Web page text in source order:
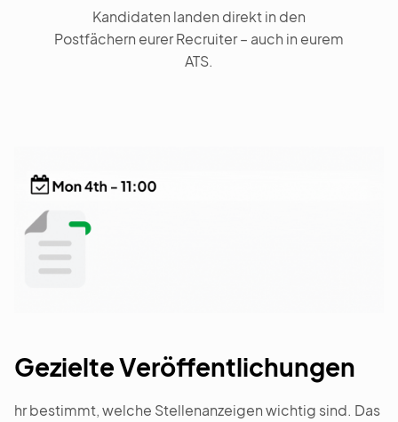
Kandidaten landen direkt in den
Postfächern eurer Recruiter – auch in eurem
ATS.
Gezielte Veröffentlichungen
hr bestimmt, welche Stellenanzeigen wichtig sind. Das